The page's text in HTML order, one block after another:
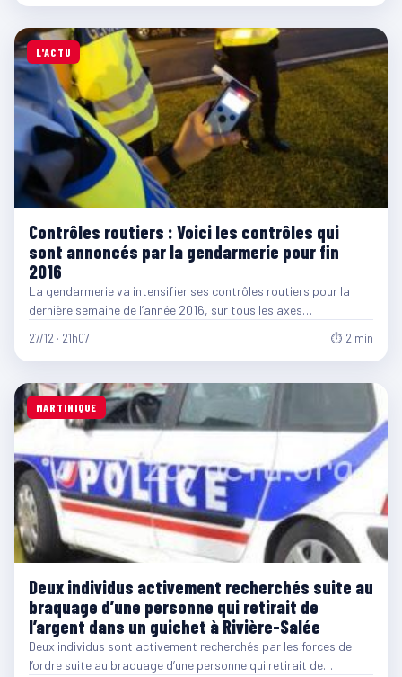
L'ACTU
Contrôles routiers : Voici les contrôles qui
sont annoncés par la gendarmerie pour fin
2016
La gendarmerie va intensifier ses contrôles routiers pour la
dernière semaine de l’année 2016, sur tous les axes…
27/12 · 21h07 ⏱ 2 min
MARTINIQUE
Deux individus activement recherchés suite au
braquage d’une personne qui retirait de
l’argent dans un guichet à Rivière-Salée
Deux individus sont activement recherchés par les forces de
l’ordre suite au braquage d’une personne qui retirait de…